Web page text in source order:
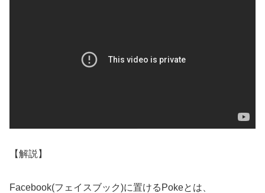
【解説】
Facebook(フェイスブック)に置けるPokeとは、